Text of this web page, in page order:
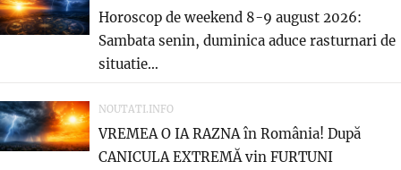
Horoscop de weekend 8-9 august 2026:
Sambata senin, duminica aduce rasturnari de
situatie…
NOUTATI.INFO
VREMEA O IA RAZNA în România! După
CANICULA EXTREMĂ vin FURTUNI